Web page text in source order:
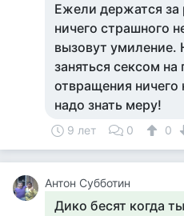
Ежели держатся за
ничего страшного
вызовут
заняться сексом
отвращения ничего
надо знать меру!
9 лет 0 0
Антон Субботин
Дико бесят когда